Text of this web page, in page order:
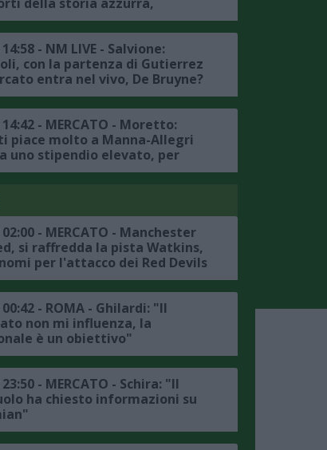
Bisogna sfoltire la rosa
svendere i calciatori azzurri"
14:58 - NM LIVE - Salvione:
con la partenza di Gutierrez
entra nel vivo, De Bruyne?
le sue dichiarazioni in
spero siano di buon
per la nuova stagione"
14:42 - MERCATO - Moretto:
piace molto a Manna-Allegri
uno stipendio elevato, per
la trattativa è ben
02:00 - MERCATO - Manchester
si raffredda la pista Watkins,
per l'attacco dei Red Devils
00:42 - ROMA - Ghilardi: "Il
non mi influenza, la
è un obiettivo"
23:50 - MERCATO - Schira: "Il
ha chiesto informazioni su